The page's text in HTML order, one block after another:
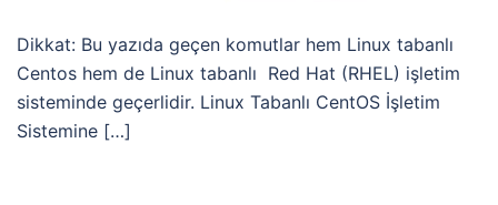
Dikkat: Bu yazıda geçen komutlar hem Linux tabanlı
Centos hem de Linux tabanlı Red Hat (RHEL) işletim
sisteminde geçerlidir. Linux Tabanlı CentOS İşletim
Sistemine […]